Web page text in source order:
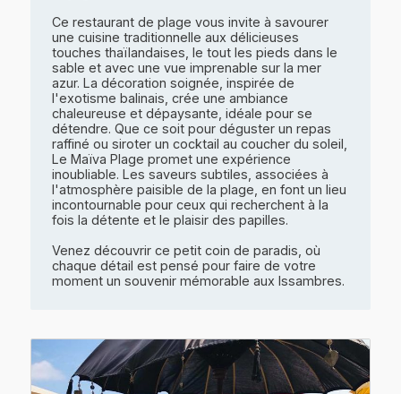
Ce restaurant de plage vous invite à savourer
une cuisine traditionnelle aux délicieuses
touches thaïlandaises, le tout les pieds dans le
sable et avec une vue imprenable sur la mer
azur. La décoration soignée, inspirée de
l'exotisme balinais, crée une ambiance
chaleureuse et dépaysante, idéale pour se
détendre. Que ce soit pour déguster un repas
raffiné ou siroter un cocktail au coucher du soleil,
Le Maïva Plage promet une expérience
inoubliable. Les saveurs subtiles, associées à
l'atmosphère paisible de la plage, en font un lieu
incontournable pour ceux qui recherchent à la
fois la détente et le plaisir des papilles.
Venez découvrir ce petit coin de paradis, où
chaque détail est pensé pour faire de votre
moment un souvenir mémorable aux Issambres.